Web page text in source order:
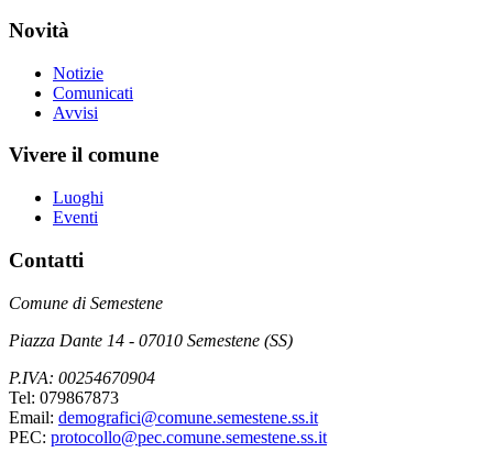
Novità
Notizie
Comunicati
Avvisi
Vivere il comune
Luoghi
Eventi
Contatti
Comune di Semestene
Piazza Dante 14 - 07010 Semestene (SS)
P.IVA: 00254670904
Tel: 079867873
Email: demografici@comune.semestene.ss.it
PEC: protocollo@pec.comune.semestene.ss.it